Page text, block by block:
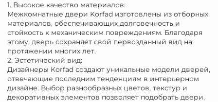
1. Высокое качество материалов:
Межкомнатные двери Korfad изготовлены из отборных
материалов, обеспечивающих долговечность и
стойкость к механическим повреждениям. Благодаря
этому, дверь сохраняет свой первозданный вид на
протяжении многих лет.
2. Эстетический вид:
Дизайнеры Korfad создают уникальные модели дверей,
отвечающие последним тенденциям в интерьерном
дизайне. Выбор разнообразных цветов, текстур и
декоративных элементов позволяет подобрать двери,